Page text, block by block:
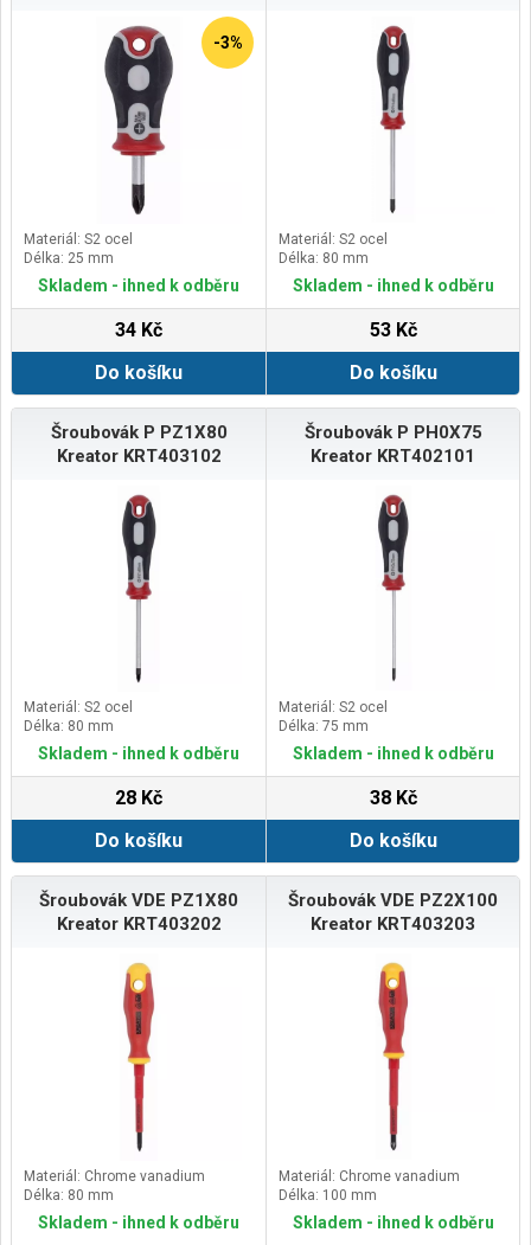
-3%
Materiál: S2 ocel
Délka: 25 mm
Skladem - ihned k odběru
34 Kč
Do košíku
Materiál: S2 ocel
Délka: 80 mm
Skladem - ihned k odběru
53 Kč
Do košíku
Šroubovák P PZ1X80
Kreator KRT403102
Materiál: S2 ocel
Délka: 80 mm
Skladem - ihned k odběru
28 Kč
Do košíku
Šroubovák P PH0X75
Kreator KRT402101
Materiál: S2 ocel
Délka: 75 mm
Skladem - ihned k odběru
38 Kč
Do košíku
Šroubovák VDE PZ1X80
Kreator KRT403202
Materiál: Chrome vanadium
Délka: 80 mm
Skladem - ihned k odběru
Šroubovák VDE PZ2X100
Kreator KRT403203
Materiál: Chrome vanadium
Délka: 100 mm
Skladem - ihned k odběru